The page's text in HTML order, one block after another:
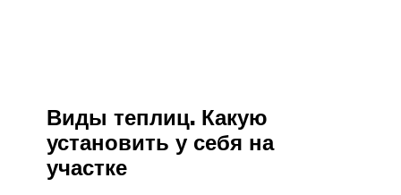
Виды теплиц. Какую
установить у себя на
участке